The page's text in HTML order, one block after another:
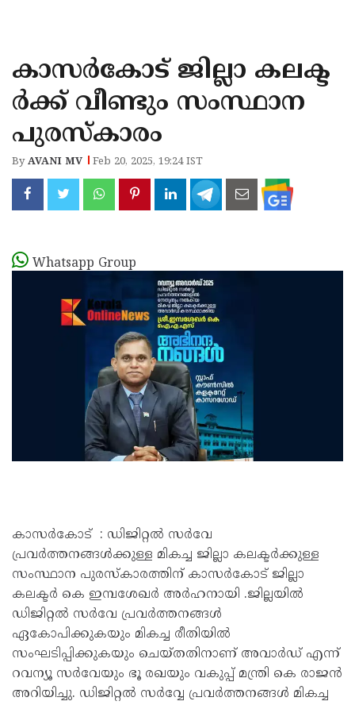
KANNUR
KASARAGOD
കാസർകോട് ജില്ലാ കലക്ട
ർക്ക് വീണ്ടും സംസ്ഥാന
പുരസ്കാരം
ByAVANI MV Feb 20, 2025, 19:24 IST
Whatsapp Group
കാസർകോട് : ഡിജിറ്റൽ സർവേ
പ്രവർത്തനങ്ങൾക്കുള്ള മികച്ച ജില്ലാ കലക്ടർക്കുള്ള
സംസ്ഥാന പുരസ്കാരത്തിന് കാസർകോട് ജില്ലാ
കലക്ടർ കെ ഇമ്പശേഖർ അർഹനായി .ജില്ലയിൽ
ഡിജിറ്റൽ സർവേ പ്രവർത്തനങ്ങൾ
ഏകോപിക്കുകയും മികച്ച രീതിയിൽ
സംഘടിപ്പിക്കുകയും ചെയ്തതിനാണ് അവാർഡ് എന്ന്
റവന്യൂ സർവേയും ഭൂ രഖയും വകുപ്പ് മന്ത്രി കെ രാജൻ
അറിയിച്ചു. ഡിജിറ്റൽ സർവ്വേ പ്രവർത്തനങ്ങൾ മികച്ച